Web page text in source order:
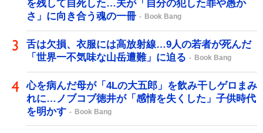
を残して自死した…夫が「自分の犯した罪や愚か
さ」に向き合う魂の一冊
Book Bang
舌は欠損、衣服には高放射線…9人の若者が死んだ
「世界一不気味な山岳遭難」に迫る
Book Bang
心を病んだ母が「4Lの大五郎」を飲み干しゲロまみ
れに…ノブコブ徳井が「感情を失くした」子供時代
を明かす
Book Bang